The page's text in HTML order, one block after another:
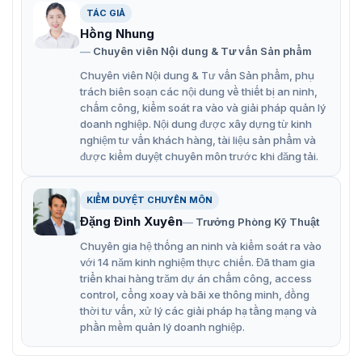
Cổng từ an ninh ZKTeco ZKAM10A
Chức năng công nghệ cổng từ an ninh
ZKAM10A
Cổng từ an ninh ZKTeco ZKAM10A là một chuỗi series
gồm 2 sản phẩm Master và Slave. Đều là sản phẩm để
kiểm soát an ninh chống trộm cắp hàng hóa tốt nhất
hiện nay. Thế nên, thiết bị được ZKTeco tích hợp nhiều
tính năng công nghệ nổi bật như sau:
Chống nhiễu kim loại.
Đáng tin cậy và linh hoạt.
Thân thiện với môi trường.
Cấu trúc ổn định đảm bảo độ bền lâu dài.
Điều chỉnh và điều chỉnh chống nhiễu dựa trên phần
TÁC GIẢ
Hồng Nhung
Chuyên viên Nội dung & Tư vấn Sản phẩm
Chuyên viên Nội dung & Tư vấn Sản phẩm, phụ
trách biên soạn các nội dung về thiết bị an ninh,
chấm công, kiểm soát ra vào và giải pháp quản lý
doanh nghiệp. Nội dung được xây dựng từ kinh
nghiệm tư vấn khách hàng, tài liệu sản phẩm và
được kiểm duyệt chuyên môn trước khi đăng tải.
KIỂM DUYỆT CHUYÊN MÔN
Đặng Đình Xuyên
Trưởng Phòng Kỹ Thuật
Chuyên gia hệ thống an ninh và kiểm soát ra vào
với 14 năm kinh nghiệm thực chiến. Đã tham gia
triển khai hàng trăm dự án chấm công, access
control, cổng xoay và bãi xe thông minh, đồng
thời tư vấn, xử lý các giải pháp hạ tầng mạng và
phần mềm quản lý doanh nghiệp.